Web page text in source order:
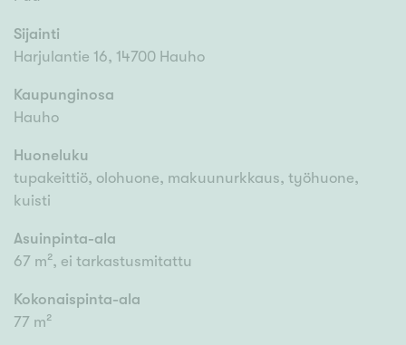
Sijainti
Harjulantie 16, 14700 Hauho
Kaupunginosa
Hauho
Huoneluku
tupakeittiö, olohuone, makuunurkkaus, työhuone,
kuisti
Asuinpinta-ala
67 m², ei tarkastusmitattu
Kokonaispinta-ala
77 m²